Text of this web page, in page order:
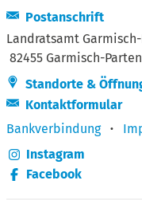
Postanschrift
Landratsamt
82455 Garmisch-
Standorte &
Kontaktformular
Bankverbindung
·
Instagram
Facebook